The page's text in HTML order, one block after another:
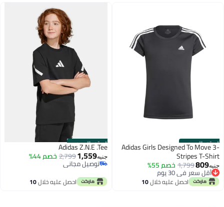
الستور الرسمي
Adidas Girls Designed To Move 3-
Stripes T-Shirt
جنيه809
1,799خصم 55% أقل سعر في 30 يوم
توصيل مجاني
أقل سعر في 30 يوماحصل عليه خلال10
الستور الرسمي
Adidas Z.N.E .Tee
جنيه1,559
2,799خصم 44%
توصيل مجاني
توصيل مجاني
احصل عليه خلال10